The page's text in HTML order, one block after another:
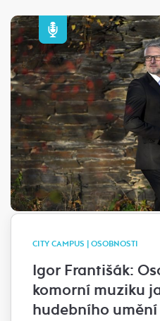
CITY CAMPUS | OSOBNOSTI
Igor Františák:
komorní muziku
hudebního umění